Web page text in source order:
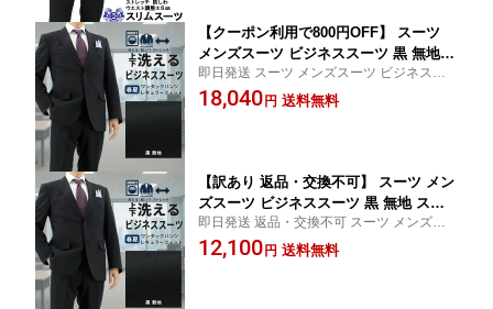
【クーポン利用で800円OFF】 スーツ
メンズスーツ ビジネススーツ 黒 無地
ブラックスーツ ストレッチ 防シワ レギ
ュラースーツ 再入荷 即日出荷 秋 春夏
即日発送 スーツ メンズスーツ ビジネスス
ーツ 無地 お盆 背広 suit ストレッチ 洗える
防シワ 再入荷【SIZE】 A3 A4 A5 A6 A7 AB
18,040 円 送料無料
【訳あり 返品・交換不可】 スーツ メン
ズスーツ ビジネススーツ 黒 無地 スト
レッチ 防シワ レギュラースーツ 再入荷
春夏 秋 ウォッシャブル 1I5C31-10
即日発送 返品・交換不可 スーツ メンズス
ーツ ビジネススーツ お盆 背広 suit ストレ
ッチ 洗える ゆったり 防シワ 無地 レギュラ
12,100 円 送料無料